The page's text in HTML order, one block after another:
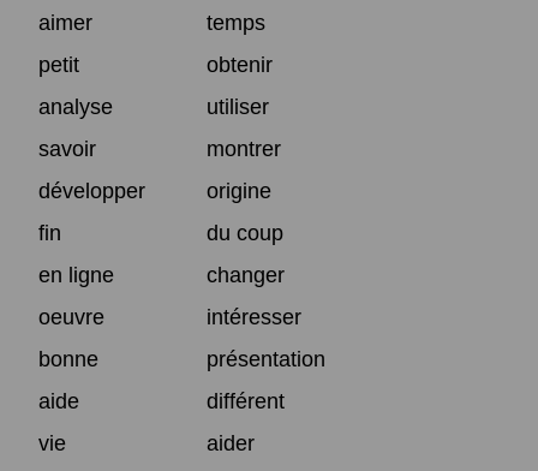
aimer
temps
petit
obtenir
analyse
utiliser
savoir
montrer
développer
origine
fin
du coup
en ligne
changer
oeuvre
intéresser
bonne
présentation
aide
différent
vie
aider